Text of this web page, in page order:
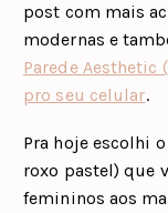
post com mais
modernas e
Parede
pro seu celular.
Pra hoje escolhi
roxo pastel) que
femininos aos